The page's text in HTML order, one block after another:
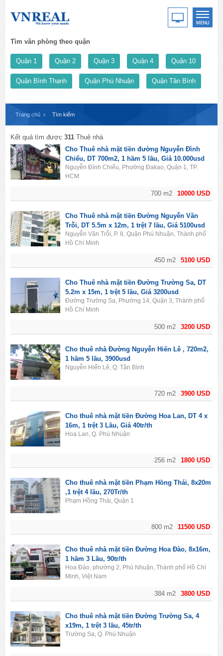
Tìm văn phòng theo quận
Quận 1 Quận 2 Quận 3 Quận 4 Quận 10
Quận Bình Thạnh Quận Phú Nhuận Quận Tân Bình
Trang chủ Tìm kiếm
Kết quả tìm được311 Thuê nhà
10000 USD
700 m2
Cho Thuê nhà mặt tiền đường Nguyễn Đình
Chiểu, DT 700m2, 1 hầm 5 lầu, Giá 10.000usd
Nguyễn Đình Chiểu, Phường Đakao, Quận 1, TP.
HCM
5100 USD
450 m2
Cho Thuê nhà mặt tiền Đường Nguyễn Văn
Trỗi, DT 5.5m x 12m, 1 trệt 7 lầu, Giá 5100usd
Nguyễn Văn Trỗi, P. 8, Quận Phú Nhuận, Thành phố
Hồ Chí Minh
3200 USD
500 m2
Cho Thuê nhà mặt tiền Đường Trường Sa, DT
5.2m x 15m, 1 trệt 5 lầu, Giá 3200usd
Đường Trường Sa, Phường 14, Quận 3, Thành phố
Hồ Chí Minh
3900 USD
720 m2
Cho thuê nhà Đường Nguyễn Hiến Lê , 720m2,
1 hầm 5 lầu, 3900usd
Nguyễn Hiến Lê, Q. Tân Bình
1800 USD
256 m2
Cho thuê nhà mặt tiền Đường Hoa Lan, DT 4 x
16m, 1 trệt 3 Lầu, Giá 40tr/th
Hoa Lan, Q. Phú Nhuận
11500 USD
800 m2
Cho thuê nhà mặt tiền Phạm Hồng Thái, 8x20m
,1 trệt 4 lầu, 270Tr/th
Phạm Hồng Thái, Quận 1
3800 USD
384 m2
Cho thuê nhà mặt tiền Đường Hoa Đào, 8x16m,
1 hầm 3 Lầu, 90tr/th
Hoa Đào, phường 2, Phú Nhuận, Thành phố Hồ Chí
Minh, Việt Nam
Cho thuê nhà mặt tiền Đường Trường Sa, 4
x19m, 1 trệt 3 lầu, 45tr/th
Trường Sa, Q. Phú Nhuận